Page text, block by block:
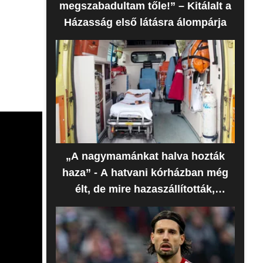
megszabadultam tőle!” – Kitálalt a
Házasság első látásra álompárja
„A nagymamánkat halva hozták
haza” - A hatvani kórházban még
élt, de mire hazaszállították,
meghalt az idős nő